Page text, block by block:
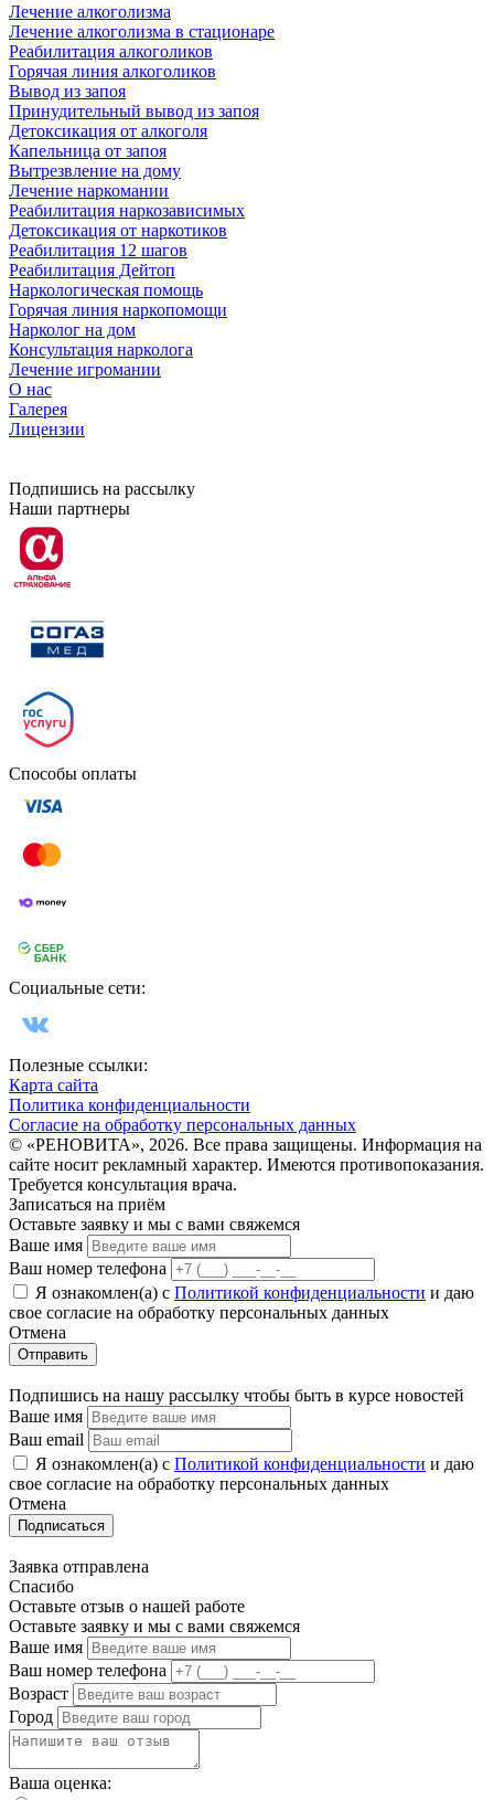
Лечение алкоголизма
Лечение алкоголизма в стационаре
Реабилитация алкоголиков
Горячая линия алкоголиков
Вывод из запоя
Принудительный вывод из запоя
Детоксикация от алкоголя
Капельница от запоя
Вытрезвление на дому
Лечение наркомании
Реабилитация наркозависимых
Детоксикация от наркотиков
Реабилитация 12 шагов
Реабилитация Дейтоп
Наркологическая помощь
Горячая линия наркопомощи
Нарколог на дом
Консультация нарколога
Лечение игромании
О нас
Галерея
Лицензии
Подпишись на рассылку
Наши партнеры
Способы оплаты
Социальные сети:
Полезные ссылки:
Карта сайта
Политика конфиденциальности
Согласие на обработку персональных данных
© «РЕНОВИТА», 2026. Все права защищены. Информация на
сайте носит рекламный характер. Имеются противопоказания.
Требуется консультация врача.
Записаться на приём
Оставьте заявку и мы с вами свяжемся
Ваше имя
Ваш номер телефона
Я ознакомлен(а) с Политикой конфиденциальности и даю
свое cогласие на обработку персональных данных
Отмена
Отправить
Подпишись на нашу рассылку чтобы быть в курсе новостей
Ваше имя
Ваш email
Я ознакомлен(а) с Политикой конфиденциальности и даю
свое cогласие на обработку персональных данных
Отмена
Подписаться
Заявка отправлена
Спасибо
Оставьте отзыв о нашей работе
Оставьте заявку и мы с вами свяжемся
Ваше имя
Ваш номер телефона
Возраст
Город
Ваша оценка: